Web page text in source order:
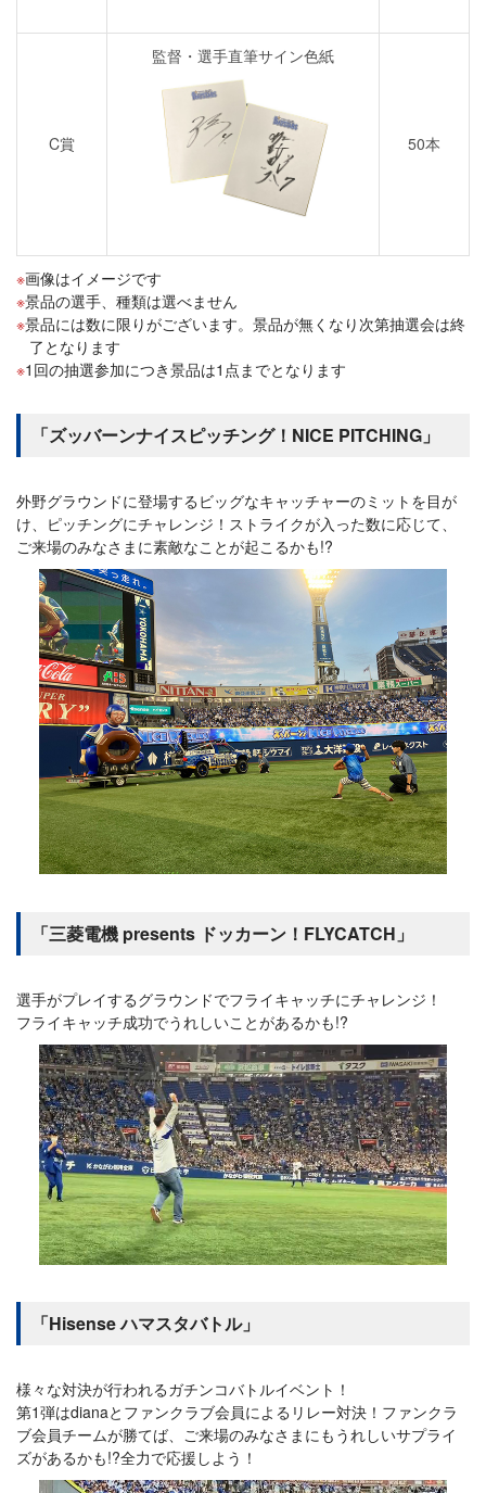
C賞
監督・選手直筆サイン色紙
50本
画像はイメージです
景品の選手、種類は選べません
景品には数に限りがございます。景品が無くなり次第抽選会は終
了となります
1回の抽選参加につき景品は1点までとなります
「ズッバーンナイスピッチング！NICE PITCHING」
外野グラウンドに登場するビッグなキャッチャーのミットを目が
け、ピッチングにチャレンジ！ストライクが入った数に応じて、
ご来場のみなさまに素敵なことが起こるかも!?
「三菱電機 presents ドッカーン！FLYCATCH」
選手がプレイするグラウンドでフライキャッチにチャレンジ！
フライキャッチ成功でうれしいことがあるかも!?
「Hisense ハマスタバトル」
様々な対決が行われるガチンコバトルイベント！
第1弾はdianaとファンクラブ会員によるリレー対決！ファンクラ
ブ会員チームが勝てば、ご来場のみなさまにもうれしいサプライ
ズがあるかも!?全力で応援しよう！